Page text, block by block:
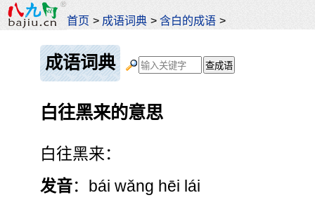
首页 > 成语词典 >含白的成语 >
成语词典
白往黑来的意思
白往黑来：
发音：bái wǎng hēi lái